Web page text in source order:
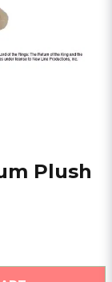
Plush